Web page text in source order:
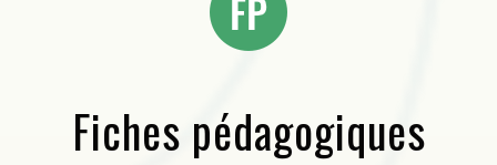
Fiches pédagogiques